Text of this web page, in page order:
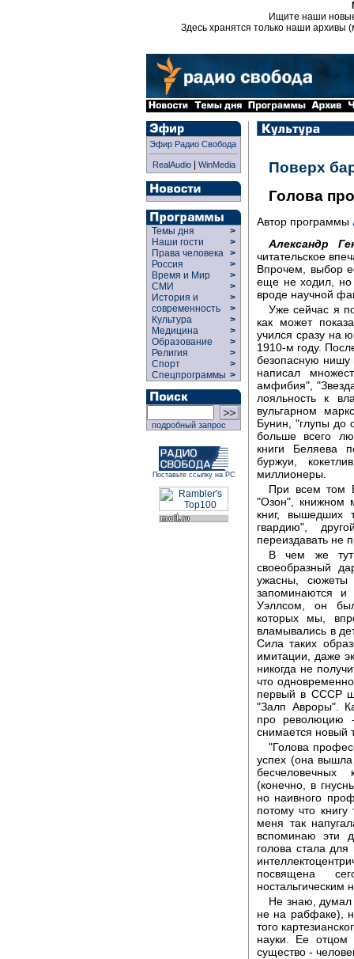
Ищите наши
Здесь хранятся только наши архивы
Эфир Радио Свобода
RealAudio| WinMedia
Темы дня
>
Наши гости
>
Права человека >
Россия
>
Время и Мир
>
СМИ
>
История и
современность
>
>
Культура
>
Медицина
>
Образование
>
Религия
>
Спорт
>
Спецпрограммы >
подробный запрос
Поставьте ссылку на РС
Поверх
Голова
Автор программы
Александр
читательское
Впрочем, выбор
еще не ходил, но
вроде научной
Уже сейчас я
как может
учился сразу на
1910-м году.
безопасную нишу
написал
амфибия",
лояльность к
вульгарном
Бунин, "глупы до
больше всего
книги Беляева
буржуи,
миллионеры.
При всем том
"Озон", книжном
книг, вышедших
гвардию",
переиздавать не
В чем же
своеобразный
ужасны, сюжеты
запоминаются и
Уэллсом, он
которых мы,
вламывались в
Сила таких
имитации, даже
никогда не
что
первый в СССР
"Залп Авроры".
про революцию
снимается новый
"Голова
успех (она
бесчеловечных
(конечно, в
но наивного
потому что
меня так
вспоминаю эти
голова стала
посвящена
ностальгическим
Не знаю, думал
не на рабфаке),
того
науки. Ее отцом
существо -